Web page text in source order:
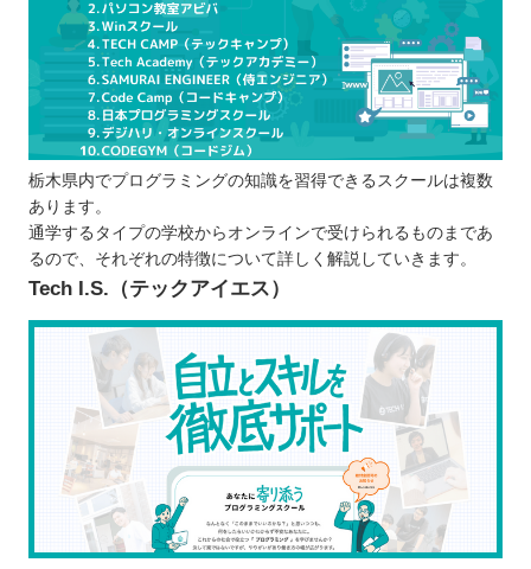
自分の学びたい言語を習得できるか
就職や転職へのサポートを行っているか
料金設定や規約内容に問題はないか
プログラムスクールで学習するメリット
効率的にプログラミングを学べる
自分だけでは理解しにくい場所も質問でき
る
ポートフォリオの制作にもつながる
現場に役立つスキルが身に付く
プログラムスクールで学ぶ際の注意点
なぜプログラミングを学ぶのか目的をはっ
きりさせる
継続できるか慎重に考える
無料体験には積極的に参加してみる
栃木で自分に合ったプログラムスクールを選ぼ
う！
自分の住んでるエリアでプログラミングスクールを
栃木県内でプログラミングの知識を習得できるスクールは複数
あります。
通学するタイプの学校からオンラインで受けられるものまであ
るので、それぞれの特徴について詳しく解説していきます。
Tech I.S.（テックアイエス）